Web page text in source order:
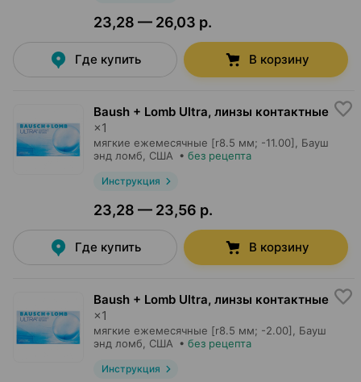
23,28 — 26,03 р.
Где купить В корзину
Baush + Lomb Ultra, линзы контактные
×1
мягкие ежемесячные [r8.5 мм; -11.00],
Бауш
энд ломб , США • без рецепта
Инструкция
23,28 — 23,56 р.
Где купить В корзину
Baush + Lomb Ultra, линзы контактные
×1
мягкие ежемесячные [r8.5 мм; -2.00],
Бауш
энд ломб , США • без рецепта
Инструкция